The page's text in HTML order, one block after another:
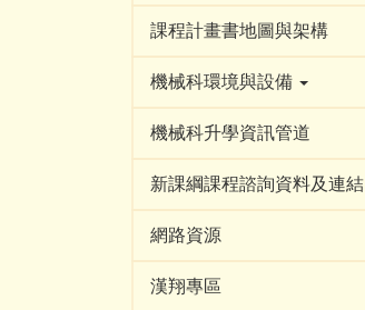
課程計畫書地圖與架構
機械科環境與設備
機械科升學資訊管道
新課綱課程諮詢資料及連結
網路資源
漢翔專區